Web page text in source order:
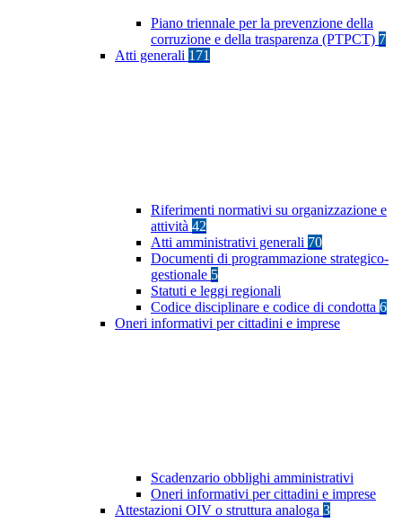
Piano triennale per la prevenzione della
corruzione e della trasparenza (PTPCT) 7
Atti generali 171
Riferimenti normativi su organizzazione e
attività 42
Atti amministrativi generali 70
Documenti di programmazione strategico-
gestionale 5
Statuti e leggi regionali
Codice disciplinare e codice di condotta 6
Oneri informativi per cittadini e imprese
Scadenzario obblighi amministrativi
Oneri informativi per cittadini e imprese
Attestazioni OIV o struttura analoga 3